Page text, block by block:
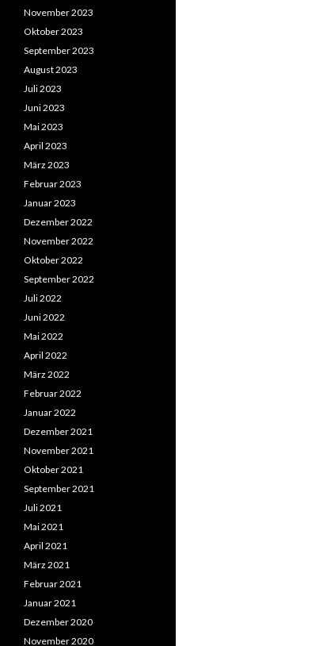
November 2023
Oktober 2023
September 2023
August 2023
Juli 2023
Juni 2023
Mai 2023
April 2023
März 2023
Februar 2023
Januar 2023
Dezember 2022
November 2022
Oktober 2022
September 2022
Juli 2022
Juni 2022
Mai 2022
April 2022
März 2022
Februar 2022
Januar 2022
Dezember 2021
November 2021
Oktober 2021
September 2021
Juli 2021
Mai 2021
April 2021
März 2021
Februar 2021
Januar 2021
Dezember 2020
November 2020